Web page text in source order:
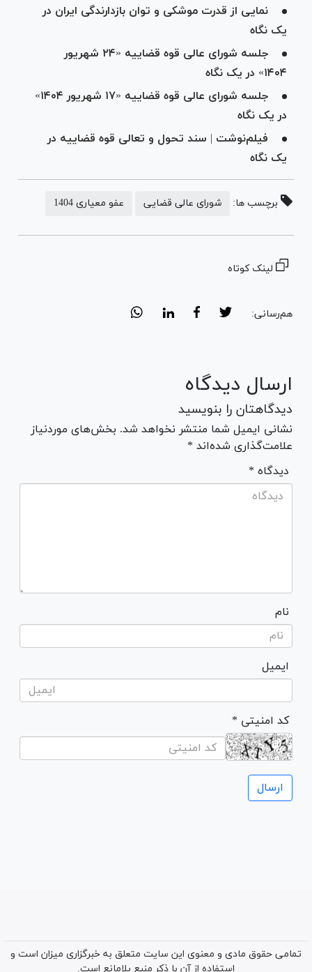
نمایی از قدرت موشکی و توان بازدارندگی ایران در
یک نگاه
جلسه شورای عالی قوه قضاییه «۲۴ شهریور
۱۴۰۴» در یک نگاه
جلسه شورای عالی قوه قضاییه «۱۷ شهریور ۱۴۰۴»
در یک نگاه
فیلم‌نوشت | سند تحول و تعالی قوه قضاییه در
یک نگاه
برچسب ها: شورای عالی قضایی عفو معیاری 1404
لینک کوتاه
هم‌رسانی:
ارسال دیدگاه
دیدگاهتان را بنویسید
نشانی ایمیل شما منتشر نخواهد شد. بخش‌های موردنیاز
علامت‌گذاری شده‌اند *
* دیدگاه
نام
ایمیل
* کد امنیتی
تمامی حقوق مادی و معنوی این سایت متعلق به خبرگزاری میزان است و
استفاده از آن با ذکر منبع بلامانع است.